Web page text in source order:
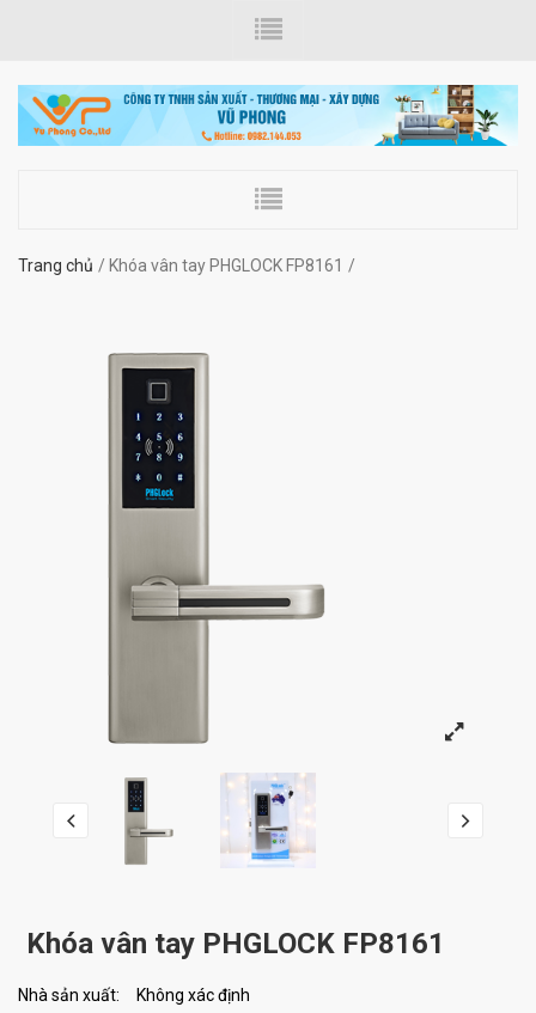
Trang chủ Khóa vân tay PHGLOCK FP8161
Khóa vân tay PHGLOCK FP8161
Nhà sản xuất:
Không xác định